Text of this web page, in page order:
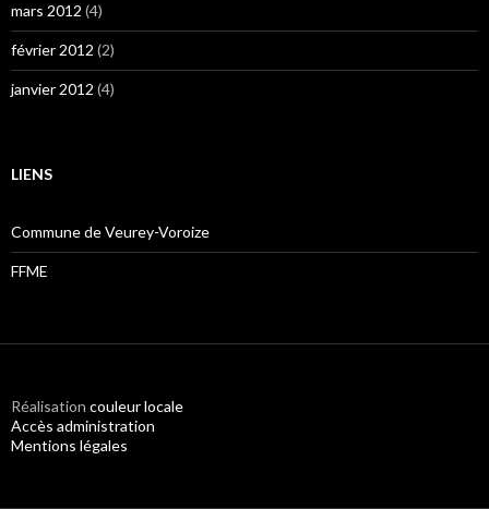
mars 2012 (4)
février 2012 (2)
janvier 2012 (4)
LIENS
Commune de Veurey-Voroize
FFME
Réalisation couleur locale
Accès administration
Mentions légales